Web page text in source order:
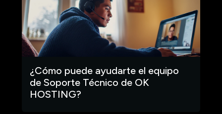
¿Cómo puede ayudarte el equipo
de Soporte Técnico de OK
HOSTING?